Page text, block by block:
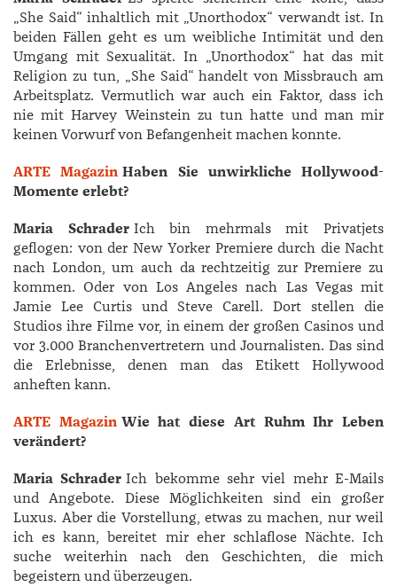
„She Said“ inhaltlich mit „Unorthodox“ verwandt ist. In
beiden Fällen geht es um weibliche Intimität und den
Umgang mit Sexualität. In „Unorthodox“ hat das mit
Religion zu tun, „She Said“ handelt von Missbrauch am
Arbeitsplatz. Vermutlich war auch ein Faktor, dass ich
nie mit ­Harvey Weinstein zu tun hatte und man mir
keinen Vorwurf von Befangenheit machen konnte.
ARTE Magazin Haben Sie unwirkliche Hollywood-
Momente erlebt?
Maria Schrader Ich bin mehrmals mit Privatjets
geflogen: von der New Yorker Premiere durch die Nacht
nach London, um auch da rechtzeitig zur Premiere zu
kommen. Oder von Los Angeles nach Las Vegas mit
Jamie Lee ­Curtis und ­Steve ­Carell. Dort stellen die
Studios ihre Filme vor, in einem der großen Casinos und
vor 3.000 Branchenvertretern und Journalisten. Das sind
die Erlebnisse, denen man das Etikett Hollywood
anheften kann.
ARTE MagazinWie hat diese Art Ruhm Ihr Leben
verändert?
Maria SchraderIch bekomme sehr viel mehr E-Mails
und Angebote. Diese Möglichkeiten sind ein großer
Luxus. Aber die Vorstellung, etwas zu machen, nur weil
ich es kann, bereitet mir eher schlaflose Nächte. Ich
suche weiterhin nach den Geschichten, die mich
begeistern und überzeugen.